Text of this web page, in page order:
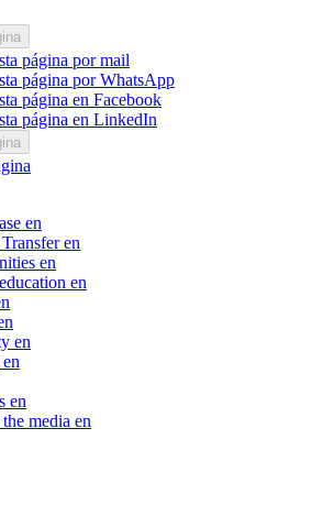
página por mail
página por WhatsApp
página en Facebook
página en LinkedIn
en
en
en
en
en
en
en
media en